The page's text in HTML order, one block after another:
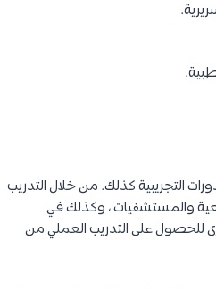
التجريبية كذلك. من خلال التدريب
والمستشفيات ، وكذلك في
للحصول على التدريب العملي من